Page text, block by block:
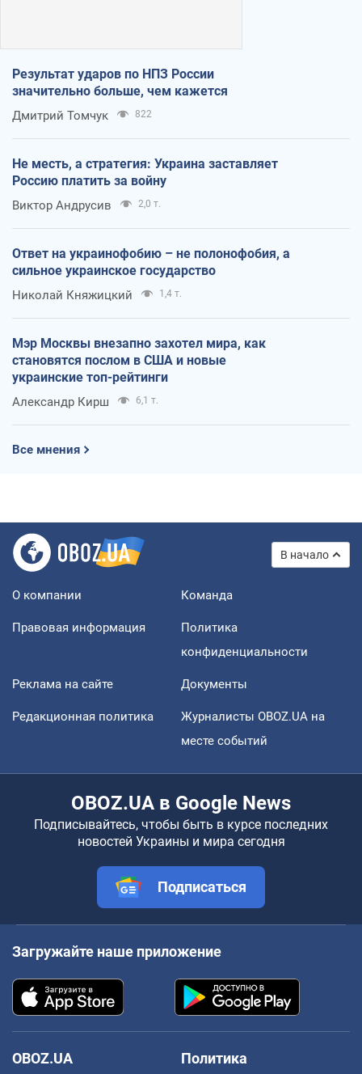
Результат ударов по НПЗ России
значительно больше, чем кажется
Дмитрий Томчук 822
Не месть, а стратегия: Украина заставляет
Россию платить за войну
Виктор Андрусив 2,0 т.
Ответ на украинофобию – не полонофобия, а
сильное украинское государство
Николай Княжицкий 1,4 т.
Мэр Москвы внезапно захотел мира, как
становятся послом в США и новые
украинские топ-рейтинги
Александр Кирш 6,1 т.
Все мнения
В начало
О компании Команда
Правовая информация
Политика
конфиденциальности
Реклама на сайте Документы
Редакционная политика
Журналисты OBOZ.UA на
месте событий
OBOZ.UA в Google News
Подписывайтесь, чтобы быть в курсе последних
новостей Украины и мира сегодня
Подписаться
Загружайте наше приложение
OBOZ.UA
Политика